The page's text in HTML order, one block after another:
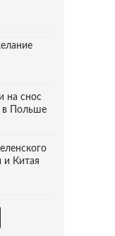
на снос
в Польше
Китая